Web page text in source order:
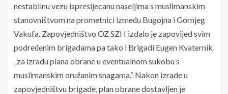
nestabilnu vezu ispresijecanu naseljima s muslimanskim
stanovništvom na prometnici između Bugojna i Gornjeg
Vakufa. Zapovjedništvo OZ SZH izdalo je zapovijed svim
podređenim brigadama pa tako i Brigadi Eugen Kvaternik
„za izradu plana obrane u eventualnom sukobu s
muslimanskim oružanim snagama.“ Nakon izrade u
zapovjedništvu brigade, plan obrane dostavljen je